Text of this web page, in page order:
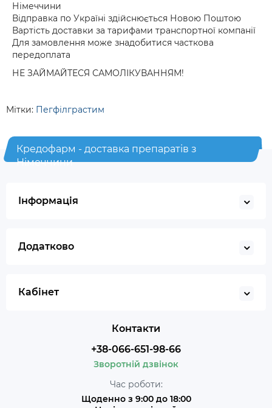
Німеччини
Відправка по Україні здійснюється Новою Поштою
Вартість доставки за тарифами транспортної компанії
Для замовлення може знадобитися часткова
передоплата
НЕ ЗАЙМАЙТЕСЯ САМОЛІКУВАННЯМ!
Мітки: Пегфілграстим
Кредофарм - доставка препаратів з
Німеччини
Інформація
Додатково
Кабінет
Контакти
+38-066-651-98-66
Зворотній дзвінок
Час роботи:
Щоденно з 9:00 до 18:00